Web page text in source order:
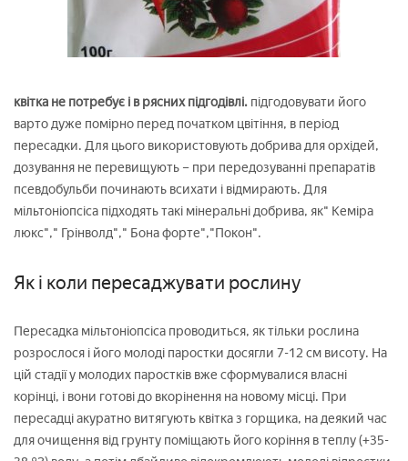
квітка не потребує і в рясних підгодівлі. підгодовувати його
варто дуже помірно перед початком цвітіння, в період
пересадки. Для цього використовують добрива для орхідей,
дозування не перевищують – при передозуванні препаратів
псевдобульби починають всихати і відмирають. Для
мільтоніопсіса підходять такі мінеральні добрива, як" Кеміра
люкс"," Грінволд"," Бона форте","Покон".
Як і коли пересаджувати рослину
Пересадка мільтоніопсіса проводиться, як тільки рослина
розрослося і його молоді паростки досягли 7-12 см висоту. На
цій стадії у молодих паростків вже сформувалися власні
корінці, і вони готові до вкорінення на новому місці. При
пересадці акуратно витягують квітка з горщика, на деякий час
для очищення від грунту поміщають його коріння в теплу (+35-